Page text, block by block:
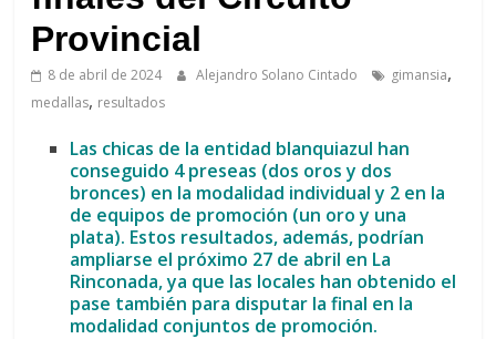
Arahal
Provincial
8 de abril de 2024 Alejandro Solano Cintado gimansia,
medallas, resultados
Las chicas de la entidad blanquiazul han
conseguido 4 preseas (dos oros y dos
bronces) en la modalidad individual y 2 en la
de equipos de promoción (un oro y una
plata). Estos resultados, además, podrían
ampliarse el próximo 27 de abril en La
Rinconada, ya que las locales han obtenido el
pase también para disputar la final en la
modalidad conjuntos de promoción.